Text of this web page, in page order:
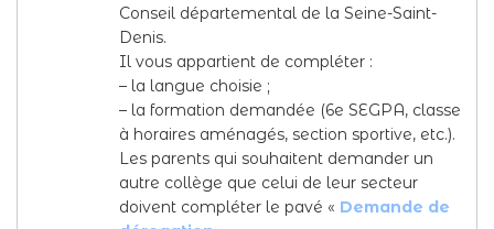
Conseil départemental de la Seine-Saint-
Denis.
Il vous appartient de compléter :
– la langue choisie ;
– la formation demandée (6e SEGPA, classe
à horaires aménagés, section sportive, etc.).
Les parents qui souhaitent demander un
autre collège que celui de leur secteur
doivent compléter le pavé « Demande de